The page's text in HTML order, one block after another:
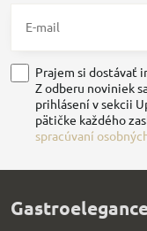
Prajem si dostávať
Z odberu noviniek
prihlásení v sekcii
pätičke každého
spracúvaní